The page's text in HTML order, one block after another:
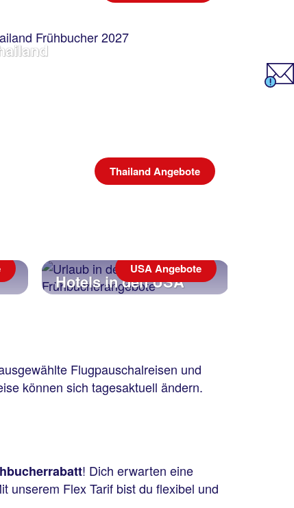
Thailand Angebote
Hotels in den USA
USA Angebote
Flugpauschalreisen und
können sich tagesaktuell ändern.
! Dich erwarten eine
unserem Flex Tarif bist du flexibel und